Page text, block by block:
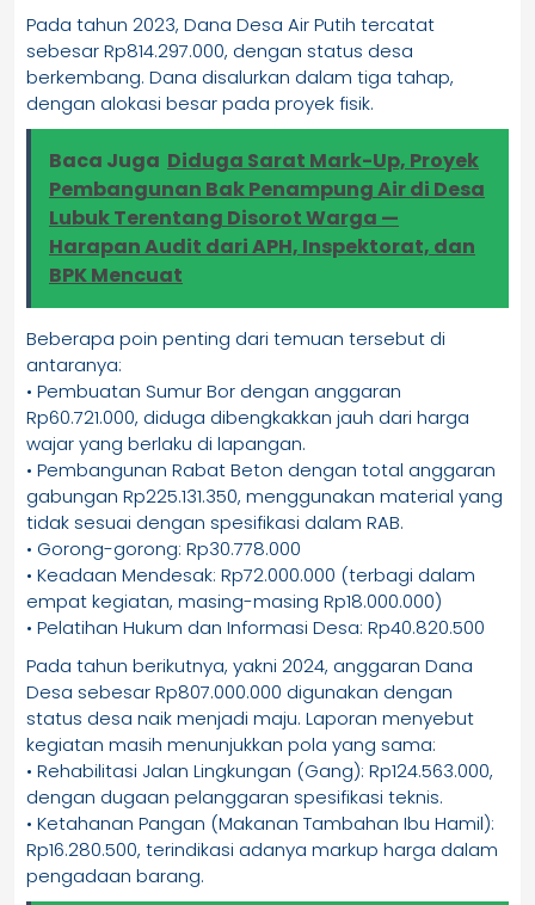
Pada tahun 2023, Dana Desa Air Putih tercatat
sebesar Rp814.297.000, dengan status desa
berkembang. Dana disalurkan dalam tiga tahap,
dengan alokasi besar pada proyek fisik.
Baca Juga Diduga Sarat Mark-Up, Proyek
Pembangunan Bak Penampung Air di Desa
Lubuk Terentang Disorot Warga —
Harapan Audit dari APH, Inspektorat, dan
BPK Mencuat
Beberapa poin penting dari temuan tersebut di
antaranya:
• Pembuatan Sumur Bor dengan anggaran
Rp60.721.000, diduga dibengkakkan jauh dari harga
wajar yang berlaku di lapangan.
• Pembangunan Rabat Beton dengan total anggaran
gabungan Rp225.131.350, menggunakan material yang
tidak sesuai dengan spesifikasi dalam RAB.
• Gorong-gorong: Rp30.778.000
• Keadaan Mendesak: Rp72.000.000 (terbagi dalam
empat kegiatan, masing-masing Rp18.000.000)
• Pelatihan Hukum dan Informasi Desa: Rp40.820.500
Pada tahun berikutnya, yakni 2024, anggaran Dana
Desa sebesar Rp807.000.000 digunakan dengan
status desa naik menjadi maju. Laporan menyebut
kegiatan masih menunjukkan pola yang sama:
• Rehabilitasi Jalan Lingkungan (Gang): Rp124.563.000,
dengan dugaan pelanggaran spesifikasi teknis.
• Ketahanan Pangan (Makanan Tambahan Ibu Hamil):
Rp16.280.500, terindikasi adanya markup harga dalam
pengadaan barang.